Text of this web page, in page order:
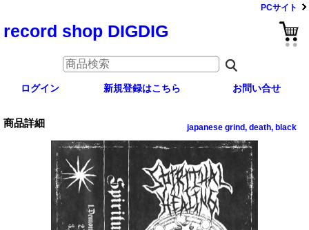
PCサイト
record shop DIGDIG
ログイン 新規登録はこちら お問い合せ
商品詳細 japanese grind, death, black